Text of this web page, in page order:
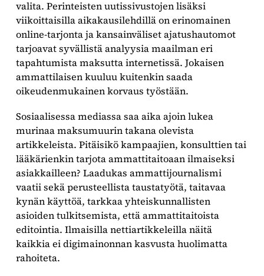
valita. Perinteisten uutissivustojen lisäksi
viikoittaisilla aikakausilehdillä on erinomainen
online-tarjonta ja kansainväliset ajatushautomot
tarjoavat syvällistä analyysia maailman eri
tapahtumista maksutta internetissä. Jokaisen
ammattilaisen kuuluu kuitenkin saada
oikeudenmukainen korvaus työstään.
Sosiaalisessa mediassa saa aika ajoin lukea
murinaa maksumuurin takana olevista
artikkeleista. Pitäisikö kampaajien, konsulttien tai
lääkärienkin tarjota ammattitaitoaan ilmaiseksi
asiakkailleen? Laadukas ammattijournalismi
vaatii sekä perusteellista taustatyötä, taitavaa
kynän käyttöä, tarkkaa yhteiskunnallisten
asioiden tulkitsemista, että ammattitaitoista
editointia. Ilmaisilla nettiartikkeleilla näitä
kaikkia ei digimainonnan kasvusta huolimatta
rahoiteta.